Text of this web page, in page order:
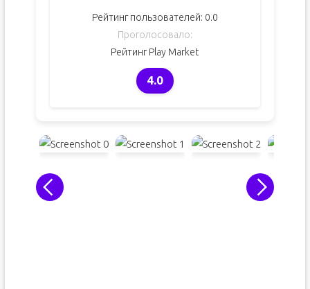
Рейтинг пользователей: 0.0
Проголосовало:
Рейтинг Play Market
4.0